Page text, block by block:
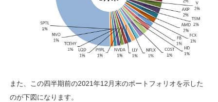
また、この四半期前の2021年12月末のポートフォリオを示した
のが下図になります。